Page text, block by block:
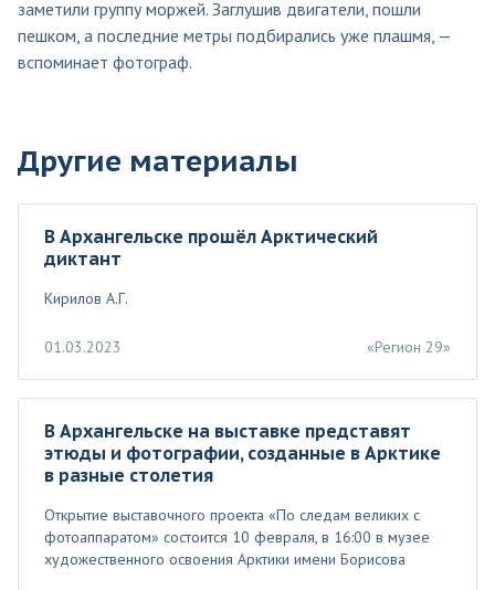
заметили группу моржей. Заглушив двигатели, пошли
пешком, а последние метры подбирались уже плашмя, —
вспоминает фотограф.
Другие материалы
В Архангельске прошёл Арктический
диктант
Кирилов А.Г.
01.03.2023 «Регион 29»
В Архангельске на выставке представят
этюды и фотографии, созданные в Арктике
в разные столетия
Открытие выставочного проекта «По следам великих с
фотоаппаратом» состоится 10 февраля, в 16:00 в музее
художественного освоения Арктики имени Борисова